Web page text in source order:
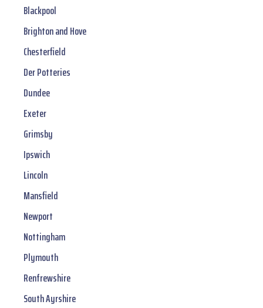
Blackpool
Brighton and Hove
Chesterfield
Der Potteries
Dundee
Exeter
Grimsby
Ipswich
Lincoln
Mansfield
Newport
Nottingham
Plymouth
Renfrewshire
South Ayrshire